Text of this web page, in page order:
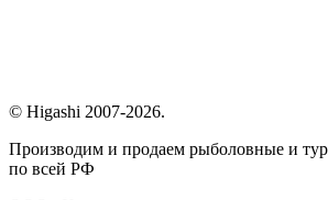
© Higashi 2007-2026.
Производим и продаем рыболовные и
по всей РФ